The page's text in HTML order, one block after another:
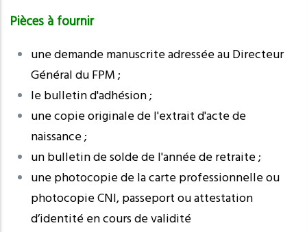
Pièces à fournir
une demande manuscrite adressée au Directeur
Général du FPM ;
le bulletin d'adhésion ;
une copie originale de l'extrait d'acte de
naissance ;
un bulletin de solde de l'année de retraite ;
une photocopie de la carte professionnelle ou
photocopie CNI, passeport ou attestation
d’identité en cours de validité